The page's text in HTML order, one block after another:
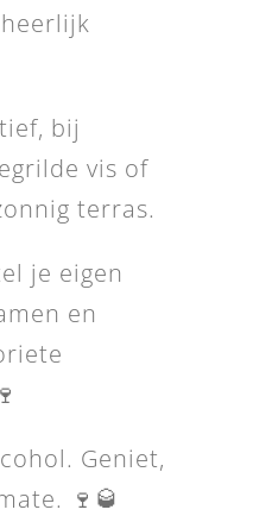
bij
vis of
terras.
je eigen
en
Geniet,
🍷🥃